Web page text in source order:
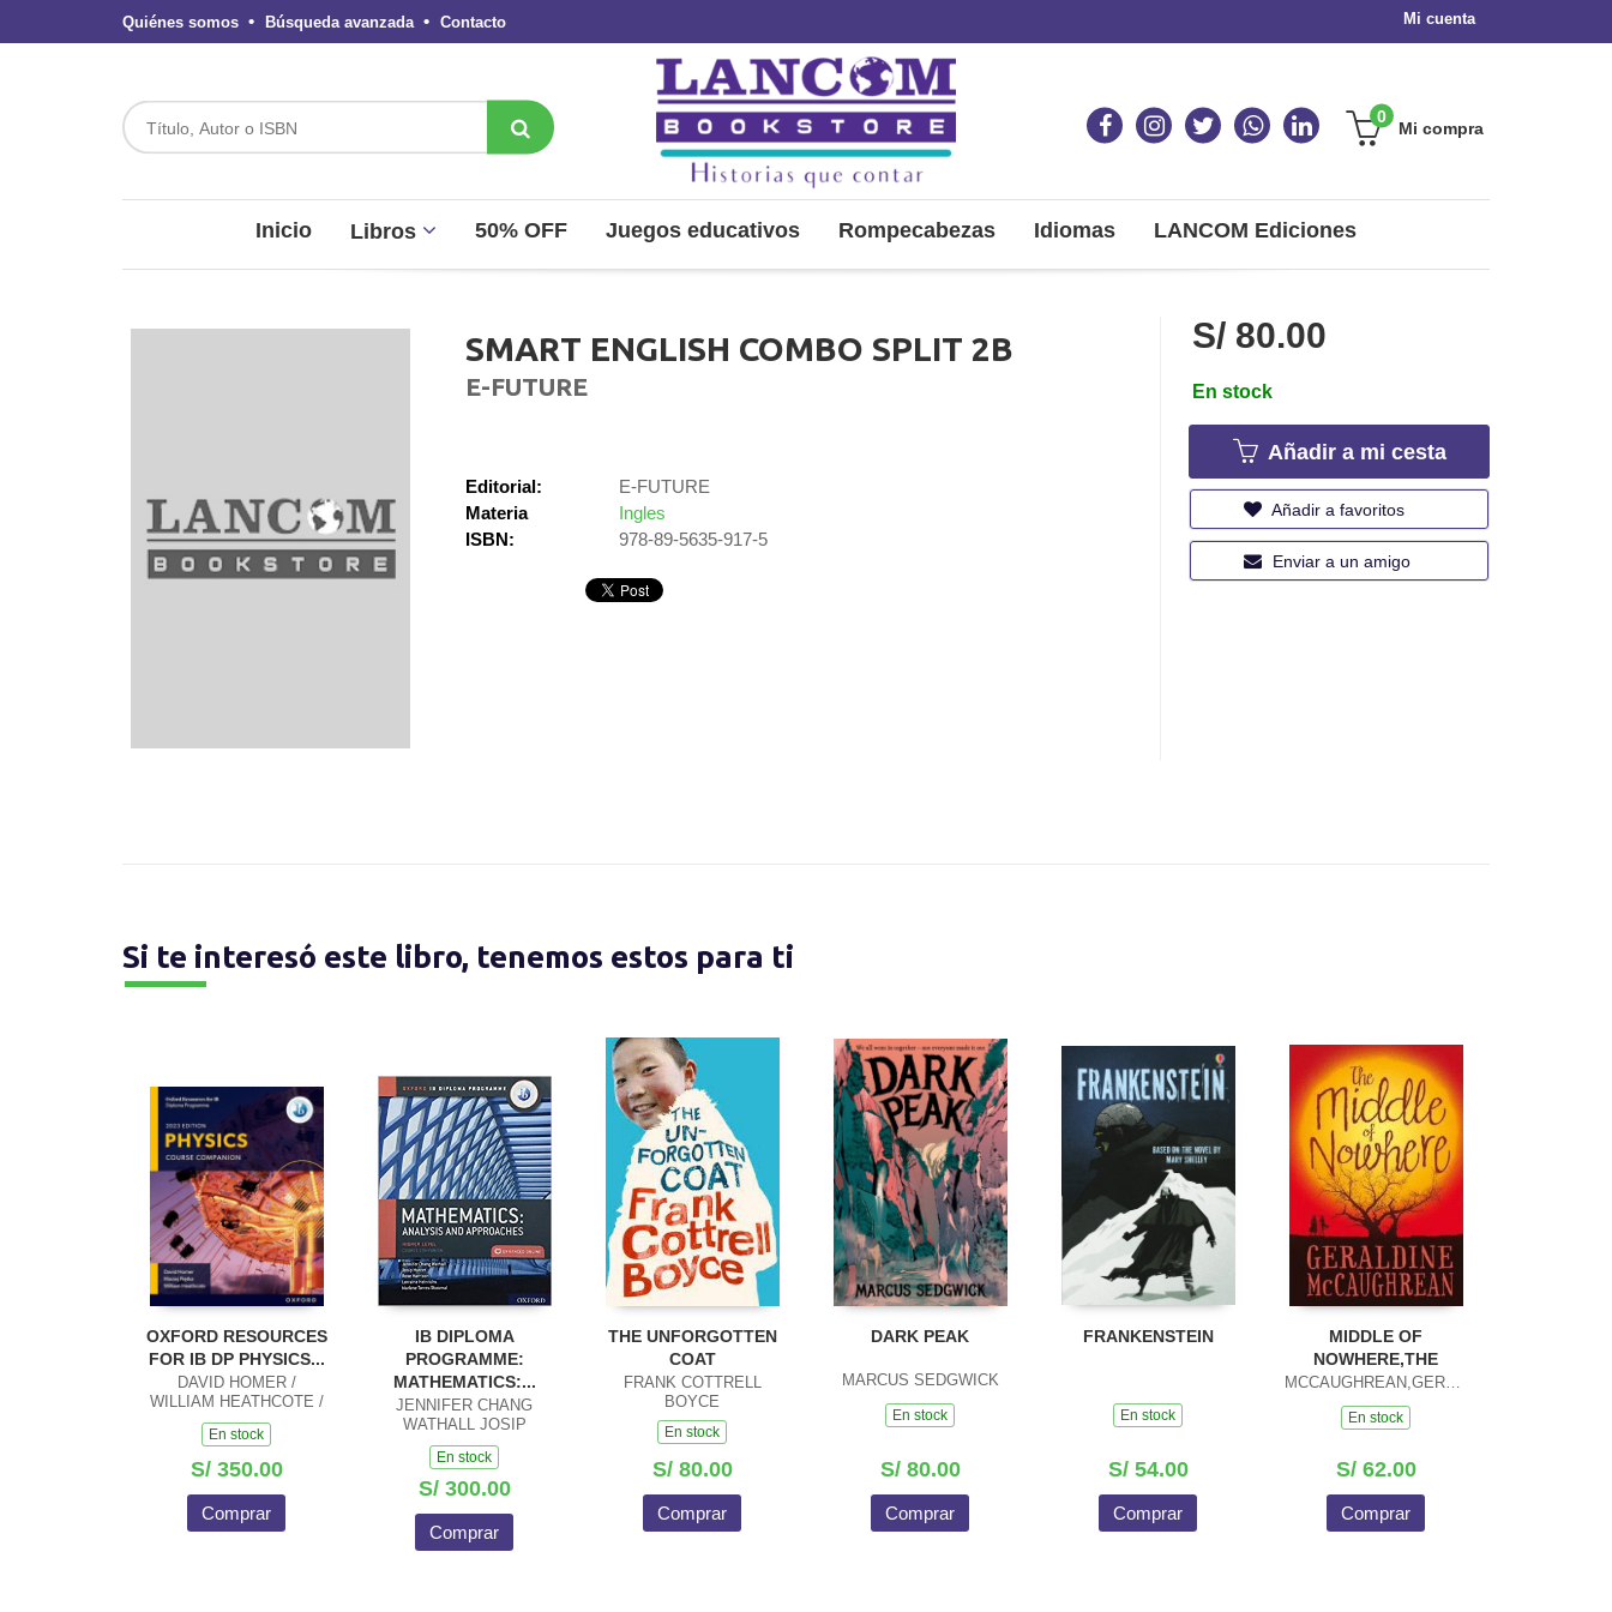
Mi cuenta
Quiénes somos Búsqueda avanzada Contacto
Mi compra
0
Inicio Libros 50% OFF Juegos educativos Rompecabezas Idiomas LANCOM Ediciones
SMART ENGLISH COMBO SPLIT 2B
E-FUTURE
Editorial:
E-FUTURE
Materia
Ingles
ISBN:
978-89-5635-917-5
S/ 80.00
En stock
Añadir a mi cesta
Añadir a favoritos
Enviar a un amigo
Si te interesó este libro, tenemos estos para ti
OXFORD RESOURCES
FOR IB DP PHYSICS...
DAVID HOMER /
WILLIAM HEATHCOTE /
MACIEJ PIETKA
En stock
S/ 350.00
Comprar
IB DIPLOMA
PROGRAMME:
MATHEMATICS:...
JENNIFER CHANG
WATHALL JOSIP
HARCET
En stock
S/ 300.00
Comprar
THE UNFORGOTTEN
COAT
FRANK COTTRELL
BOYCE
En stock
S/ 80.00
Comprar
DARK PEAK
MARCUS SEDGWICK
En stock
S/ 80.00
Comprar
FRANKENSTEIN
En stock
S/ 54.00
Comprar
MIDDLE OF
NOWHERE,THE
En stock
S/ 62.00
Comprar